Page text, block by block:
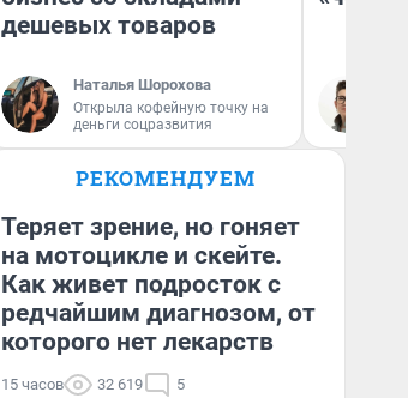
дешевых товаров
Наталья Шорохова
Открыла кофейную точку на
деньги соцразвития
РЕКОМЕНДУЕМ
Теряет зрение, но гоняет
на мотоцикле и скейте.
Как живет подросток с
редчайшим диагнозом, от
которого нет лекарств
15 часов 32 619 5